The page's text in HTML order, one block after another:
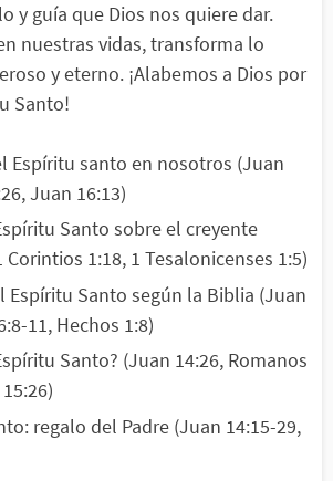
y guía que Dios nos quiere dar.
nuestras vidas, transforma lo
y eterno. ¡Alabemos a Dios por
Santo!
Espíritu santo en nosotros (Juan
Juan 16:13)
Santo sobre el creyente
Corintios 1:18, 1 Tesalonicenses 1:5)
Espíritu Santo según la Biblia (Juan
11, Hechos 1:8)
Santo? (Juan 14:26, Romanos
regalo del Padre (Juan 14:15-29,